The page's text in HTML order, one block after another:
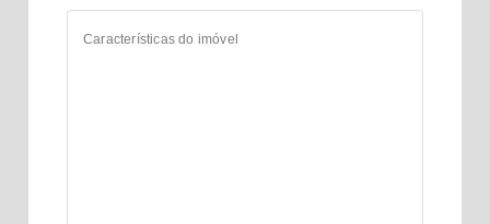
Características do imóvel